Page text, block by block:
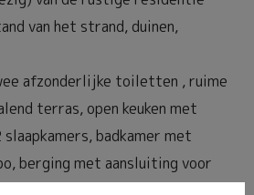
van het strand, duinen,
afzonderlijke toiletten , ruime
terras, open keuken met
badkamer met
berging met aansluiting voor